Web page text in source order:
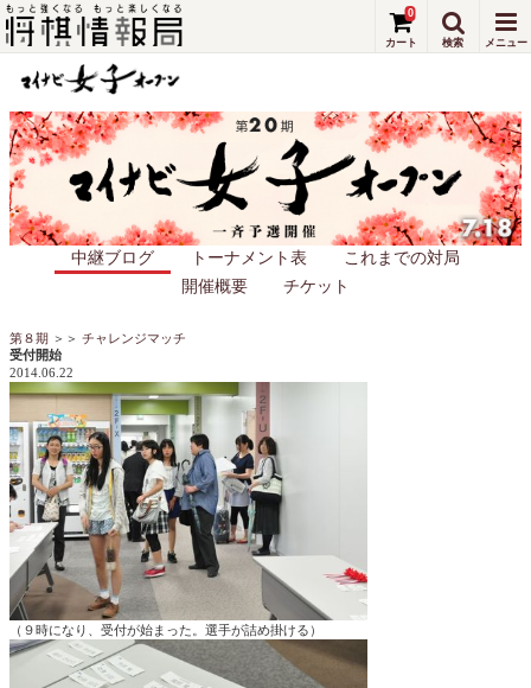
中継ブログ トーナメント表
これまでの対局
開催概要
チケット
0
第８期 ＞＞ チャレンジマッチ
受付開始
2014.06.22
（９時になり、受付が始まった。選手が詰め掛ける）